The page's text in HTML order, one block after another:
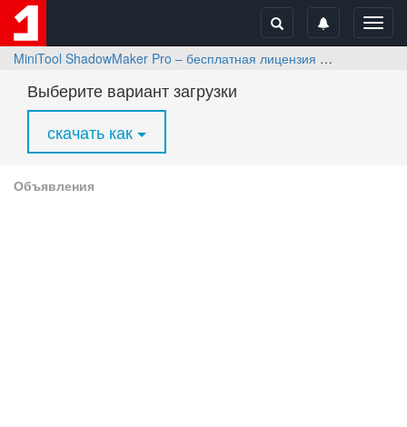
MiniTool ShadowMaker Pro – бесплатная лицензия
Выберите вариант загрузки
скачать как
Объявления